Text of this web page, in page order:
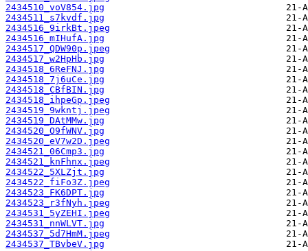
2434510_voV854.jpg
2434511_s7kvdf.jpg
2434516_9irkBt.jpeg
2434516_mIHufA.jpg
2434517_QDW90p.jpeg
2434517_w2HpHb.jpg
2434518_6ReFNJ.jpg
2434518_7j6uCe.jpg
2434518_CBfBIN.jpg
2434518_ihpeGp.jpeg
2434519_9wkntj.jpeg
2434519_DAtMMw.jpg
2434520_O9fWNV.jpg
2434520_eV7w2D.jpeg
2434521_06Cmp3.jpg
2434521_knFhnx.jpeg
2434522_5XLZjt.jpg
2434522_fiFo3Z.jpeg
2434523_FK6DPT.jpg
2434523_r3fNyh.jpeg
2434531_5yZEHI.jpeg
2434531_nnWLVT.jpg
2434537_5d7HmM.jpeg
2434537_TBvbeV.jpg